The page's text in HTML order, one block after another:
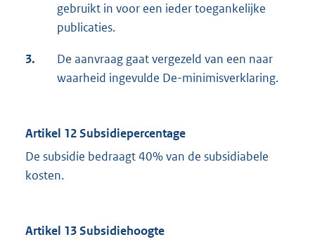
gebruikt in voor een ieder toegankelijke
publicaties.
3.
De aanvraag gaat vergezeld van een naar
waarheid ingevulde De-minimisverklaring.
Artikel 12 Subsidiepercentage
De subsidie bedraagt 40% van de subsidiabele
kosten.
Artikel 13 Subsidiehoogte